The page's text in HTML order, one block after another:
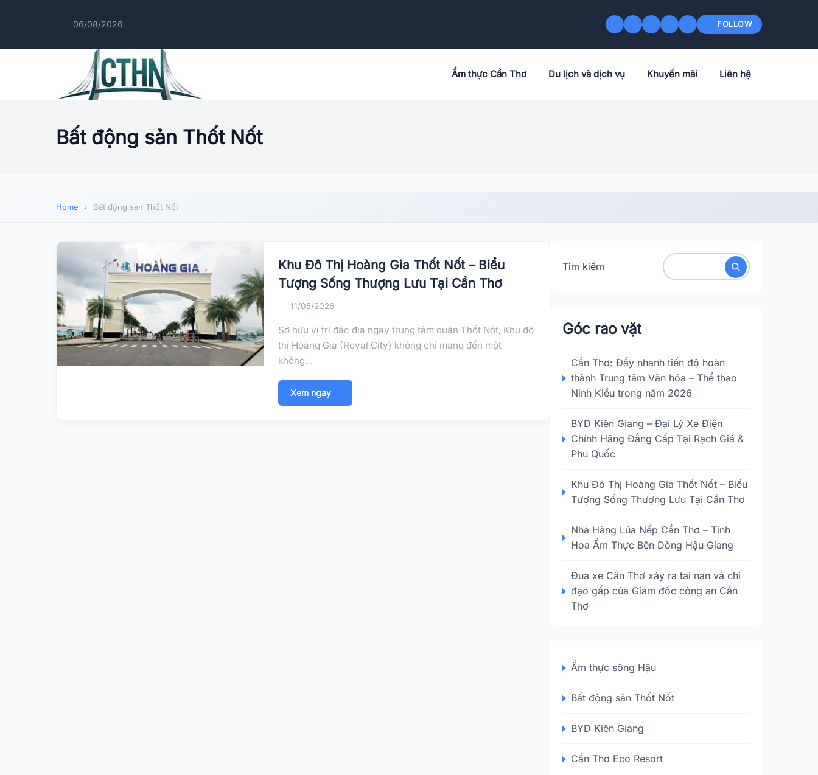
06/08/2026 FOLLOW
Ẩm thực Cần Thơ Du lịch và dịch vụ Khuyến mãi Liên hệ
Bất động sản Thốt Nốt
Home Bất động sản Thốt Nốt
Khu Đô Thị Hoàng Gia Thốt Nốt – Biểu
Tượng Sống Thượng Lưu Tại Cần Thơ
11/05/2026
Sở hữu vị trí đắc địa ngay trung tâm quận Thốt Nốt, Khu đô
thị Hoàng Gia (Royal City) không chỉ mang đến một
không…
Xem ngay
Tìm kiếm
Góc rao vặt
Cần Thơ: Đẩy nhanh tiến độ hoàn
thành Trung tâm Văn hóa – Thể thao
Ninh Kiều trong năm 2026
BYD Kiên Giang – Đại Lý Xe Điện
Chính Hãng Đẳng Cấp Tại Rạch Giá &
Phú Quốc
Khu Đô Thị Hoàng Gia Thốt Nốt – Biểu
Tượng Sống Thượng Lưu Tại Cần Thơ
Nhà Hàng Lúa Nếp Cần Thơ – Tinh
Hoa Ẩm Thực Bên Dòng Hậu Giang
Đua xe Cần Thơ xảy ra tai nạn và chỉ
đạo gấp của Giám đốc công an Cần
Thơ
Ẩm thực sông Hậu
Bất động sản Thốt Nốt
BYD Kiên Giang
Cần Thơ Eco Resort